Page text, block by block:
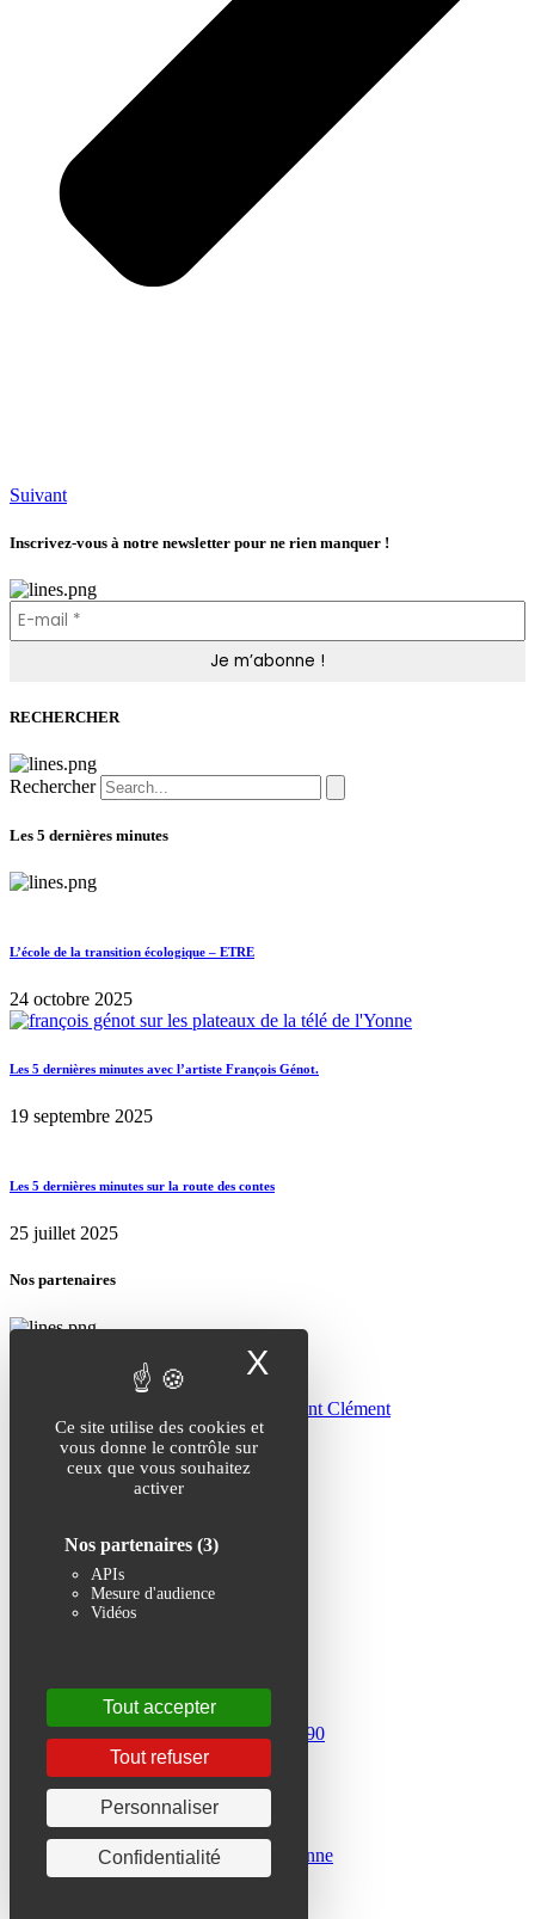
Ce site utilise des cookies et
vous donne le contrôle sur
ceux que vous souhaitez
activer
Nos partenaires (3)
APIs
Mesure d'audience
Vidéos
Tout accepter
Tout refuser
Personnaliser
Confidentialité
X
Suivant
Inscrivez-vous à notre newsletter pour ne rien manquer !
RECHERCHER
Rechercher
Les 5 dernières minutes
L’école de la transition écologique – ETRE
24 octobre 2025
Les 5 dernières minutes avec l’artiste François Génot.
19 septembre 2025
Les 5 dernières minutes sur la route des contes
25 juillet 2025
Nos partenaires